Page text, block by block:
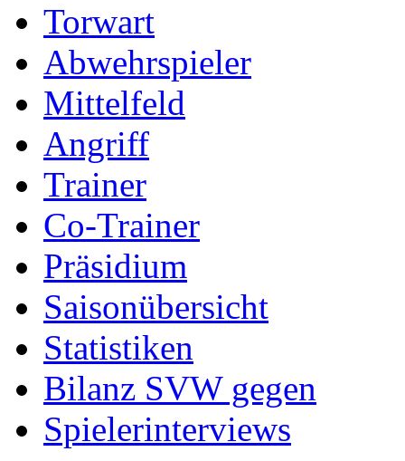
Torwart
Abwehrspieler
Mittelfeld
Angriff
Trainer
Co-Trainer
Präsidium
Saisonübersicht
Statistiken
Bilanz SVW gegen
Spielerinterviews